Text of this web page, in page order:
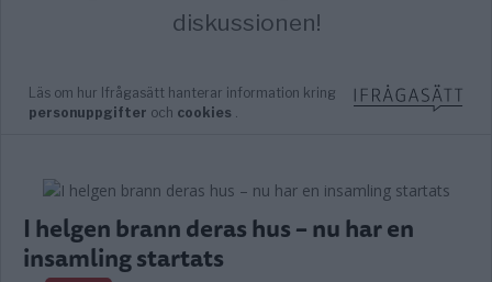
I helgen brann deras hus – nu har en
insamling startats